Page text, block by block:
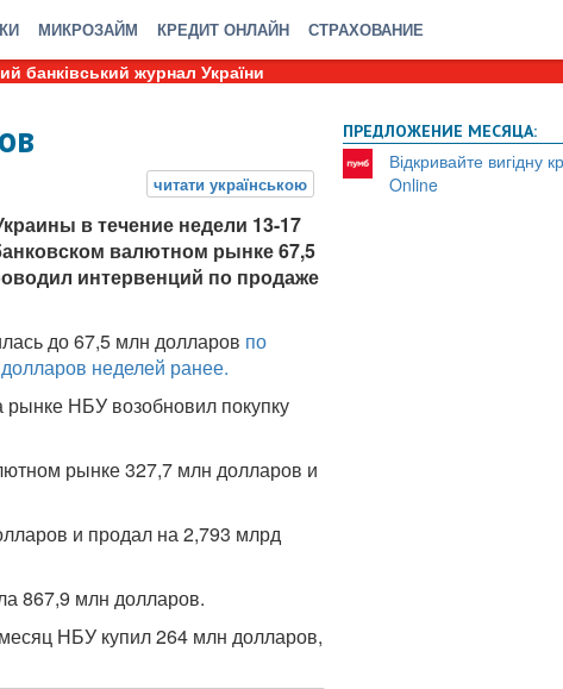
МИКРОЗАЙМ КРЕДИТ ОНЛАЙН СТРАХОВАНИЕ
банківський журнал України
в течение недели 13-17
валютном рынке 67,5
интервенций по продаже
до 67,5 млн долларов по
неделей ранее.
НБУ возобновил покупку
рынке 327,7 млн долларов и
и продал на 2,793 млрд
867,9 млн долларов.
НБУ купил 264 млн долларов,
ПРЕДЛОЖЕНИЕ МЕСЯЦА:
Відкривайте
Online